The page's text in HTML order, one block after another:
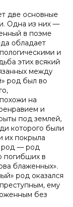
две основные
Одна из них —
в поэме
обладает
и
этих всякий
между
род был во
на
и
под землей,
которого были
их покрыла
род — род
погибших в
блаженных».
род оказался
ему
без